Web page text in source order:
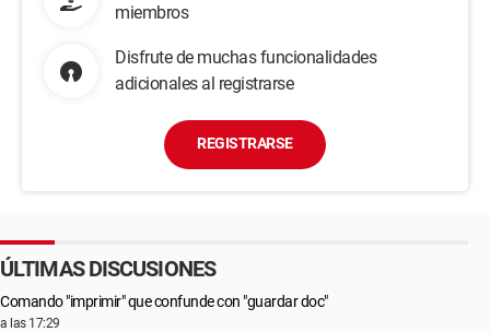
miembros
Disfrute de muchas funcionalidades
adicionales al registrarse
REGISTRARSE
ÚLTIMAS DISCUSIONES
Comando "imprimir" que confunde con "guardar doc"
a las 17:29